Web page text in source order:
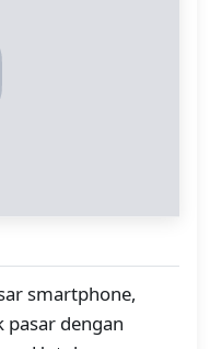
smartphone,
pasar dengan